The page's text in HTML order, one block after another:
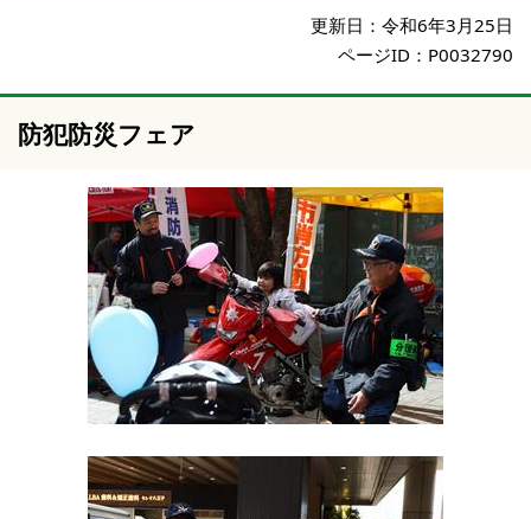
更新日： 令和6年3月25日
ページID：P0032790
防犯防災フェア